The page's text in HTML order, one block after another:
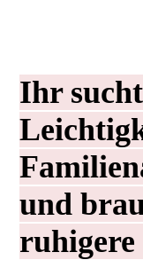
Ihr
und
ruhigere